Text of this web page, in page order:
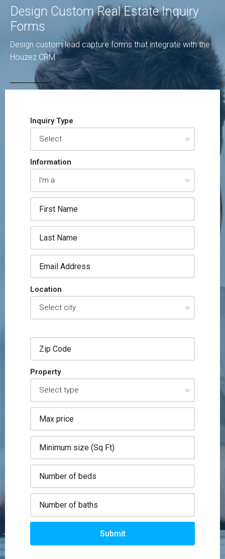
Design Custom Real Estate Inquiry
Forms
Design custom lead capture forms that integrate with the
Houzez CRM
Inquiry Type
Information
Location
Property
Submit